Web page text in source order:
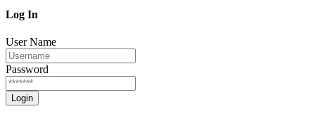
Log In
User Name
Password
Login